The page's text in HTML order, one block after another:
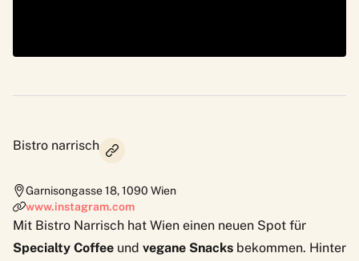
Bistro narrisch
Garnisongasse 18,1090 Wien
www.instagram.com
Mit Bistro Narrisch hat Wien einen neuen Spot für
Specialty Coffee und vegane Snacks bekommen. Hinter